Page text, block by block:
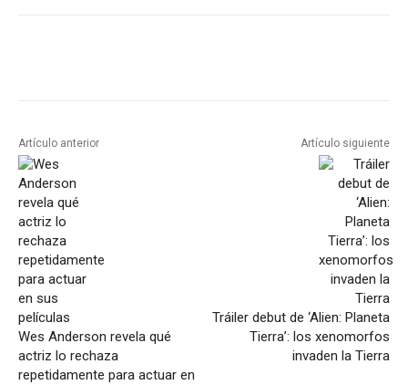
Artículo anterior
Wes Anderson revela qué
actriz lo rechaza
repetidamente para actuar en
Artículo siguiente
Tráiler debut de ‘Alien: Planeta
Tierra’: los xenomorfos
invaden la Tierra